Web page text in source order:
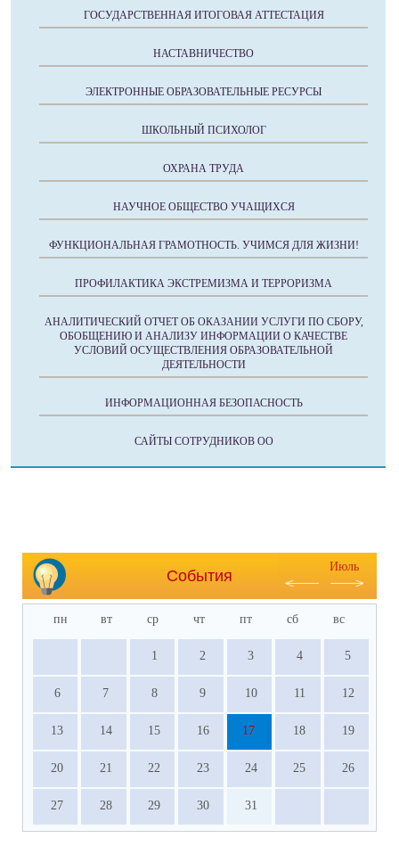
ГОСУДАРСТВЕННАЯ ИТОГОВАЯ АТТЕСТАЦИЯ
НАСТАВНИЧЕСТВО
ЭЛЕКТРОННЫЕ ОБРАЗОВАТЕЛЬНЫЕ РЕСУРСЫ
ШКОЛЬНЫЙ ПСИХОЛОГ
ОХРАНА ТРУДА
НАУЧНОЕ ОБЩЕСТВО УЧАЩИХСЯ
ФУНКЦИОНАЛЬНАЯ ГРАМОТНОСТЬ. УЧИМСЯ ДЛЯ ЖИЗНИ!
ПРОФИЛАКТИКА ЭКСТРЕМИЗМА И ТЕРРОРИЗМА
АНАЛИТИЧЕСКИЙ ОТЧЕТ ОБ ОКАЗАНИИ УСЛУГИ ПО СБОРУ,
ОБОБЩЕНИЮ И АНАЛИЗУ ИНФОРМАЦИИ О КАЧЕСТВЕ
УСЛОВИЙ ОСУЩЕСТВЛЕНИЯ ОБРАЗОВАТЕЛЬНОЙ
ДЕЯТЕЛЬНОСТИ
ИНФОРМАЦИОННАЯ БЕЗОПАСНОСТЬ
САЙТЫ СОТРУДНИКОВ ОО
События
Июль
пн вт ср чт пт сб вс
1 2 3 4 5
6 7 8 9 10 11 12
13 14 15 16 17 18 19
20 21 22 23 24 25 26
27 28 29 30 31